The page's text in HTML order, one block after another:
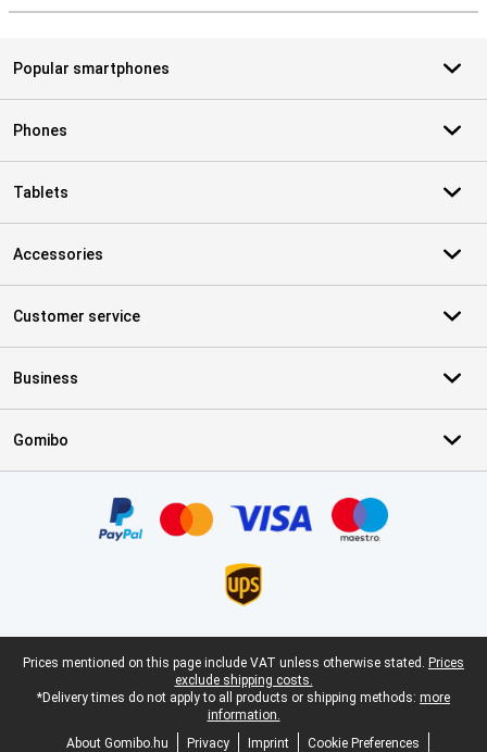
Popular smartphones
Phones
Tablets
Accessories
Customer service
Business
Gomibo
Legal footer
Prices mentioned on this page include VAT unless otherwise stated. Prices
exclude shipping costs.
*Delivery times do not apply to all products or shipping methods: more
information.
About Gomibo.hu
Privacy Imprint
Cookie Preferences